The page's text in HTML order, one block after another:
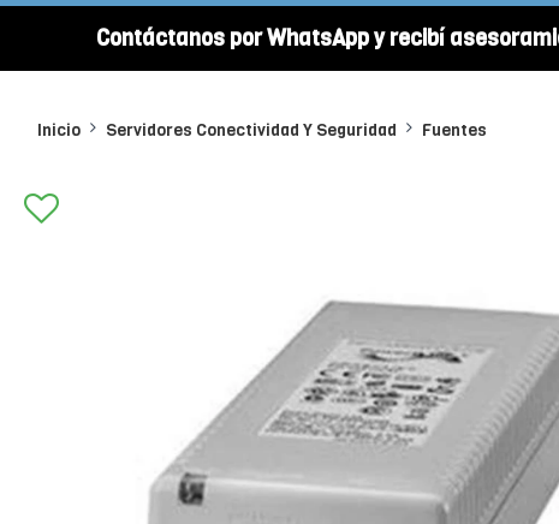
Contáctanos por WhatsApp y recibí
Inicio Servidores Conectividad Y Seguridad Fuentes